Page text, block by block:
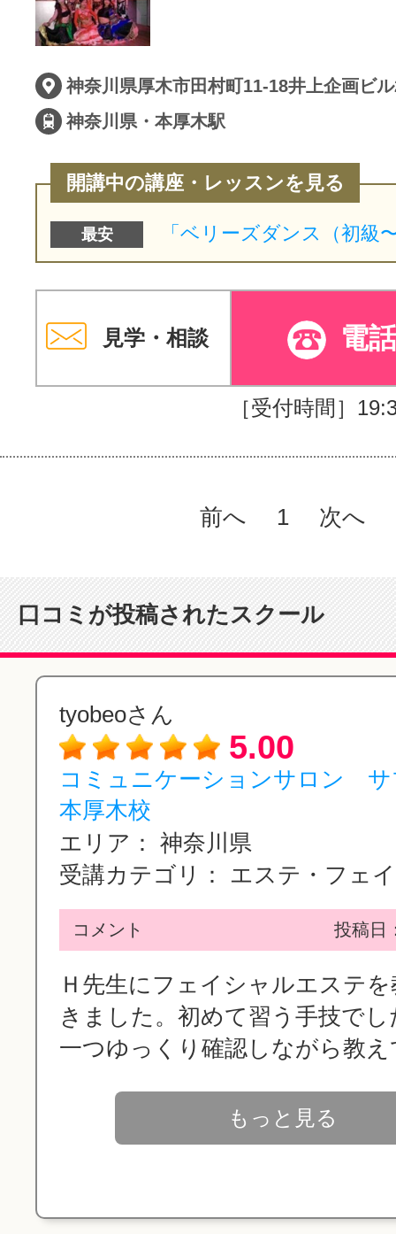
神奈川県厚木市田村町11-18井上企画ビ
神奈川県・本厚木駅
開講中の講座・レッスンを見る
最安
見学・相談 電
［受付時間］
前へ 1 次へ
口コミが投稿されたスクール
tyobeoさん
5.00
コミュニケーションサロン
本厚木校
エリア： 神奈川県
受講カテゴリ：
エステ・フェ
コメント 投稿日
Ｈ先生にフェイシャルエステ
きました。初めて習う手技で
一つゆっくり確認しながら教え
もっと見る